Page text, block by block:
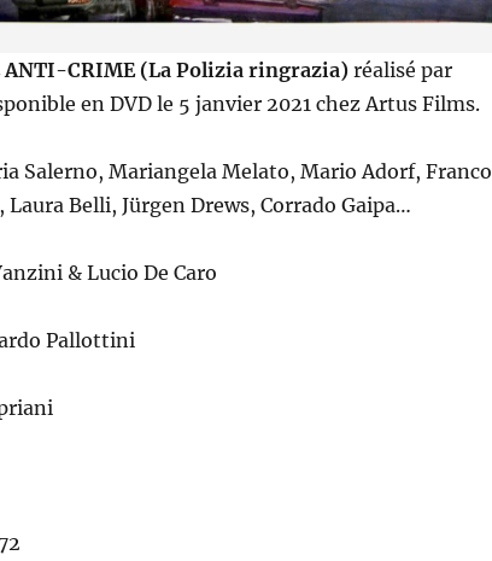
ANTI-CRIME (La Polizia ringrazia)réalisé par
en DVD le 5 janvier 2021 chez Artus Films.
Salerno, Mariangela Melato, Mario Adorf, Franco
Laura Belli, Jürgen Drews, Corrado Gaipa…
& Lucio De Caro
Pallottini